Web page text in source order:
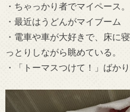
・ちゃっかり者でマイペース。
・最近はうどんがマイブーム
・電車や車が大好きで、床に
っとりしながら眺めている。
・「トーマスつけて！」ばかり